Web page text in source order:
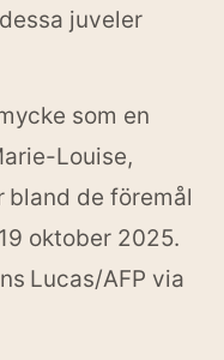
juveler
som en
Louise,
bland de föremål
oktober 2025.
Lucas/AFP via